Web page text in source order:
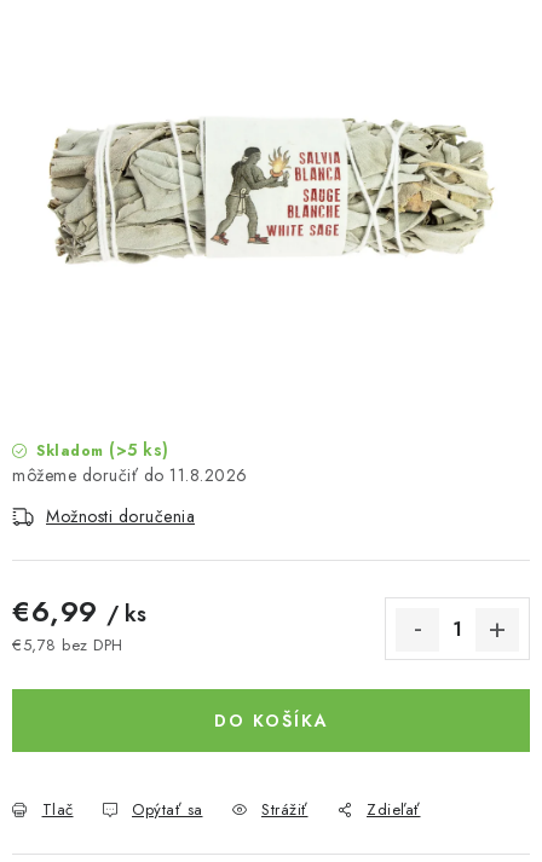
MUŽI
OSTATNÉ
Skladom (>5 ks)
11.8.2026
Možnosti doručenia
€6,99 / ks
€5,78 bez DPH
DO KOŠÍKA
Tlač Opýtať sa Strážiť Zdieľať